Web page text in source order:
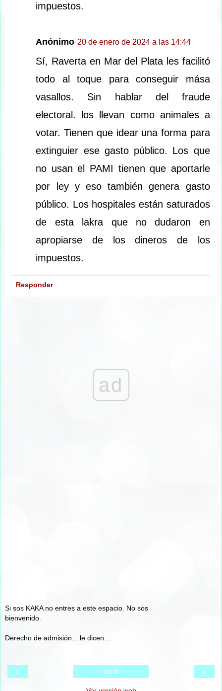
impuestos.
Anónimo 20 de enero de 2024 a las 14:44
Sí, Raverta en Mar del Plata les facilitó
todo al toque para conseguir mása
vasallos. Sin hablar del fraude
electoral. los llevan como animales a
votar. Tienen que idear una forma para
extinguier ese gasto público. Los que
no usan el PAMI tienen que aportarle
por ley y eso también genera gasto
público. Los hospitales están saturados
de esta lakra que no dudaron en
apropiarse de los dineros de los
impuestos.
Responder
ad
Si sos KAKA no entres a este espacio. No sos
bienvenido.
Derecho de admisión... le dicen...
‹ ›
Inicio